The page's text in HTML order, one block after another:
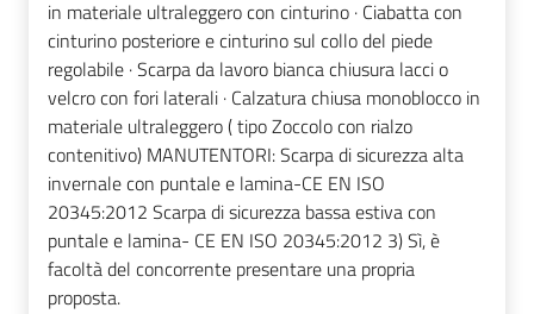
in materiale ultraleggero con cinturino · Ciabatta con
cinturino posteriore e cinturino sul collo del piede
regolabile · Scarpa da lavoro bianca chiusura lacci o
velcro con fori laterali · Calzatura chiusa monoblocco in
materiale ultraleggero ( tipo Zoccolo con rialzo
contenitivo) MANUTENTORI: Scarpa di sicurezza alta
invernale con puntale e lamina-CE EN ISO
20345:2012 Scarpa di sicurezza bassa estiva con
puntale e lamina- CE EN ISO 20345:2012 3) Sì, è
facoltà del concorrente presentare una propria
proposta.